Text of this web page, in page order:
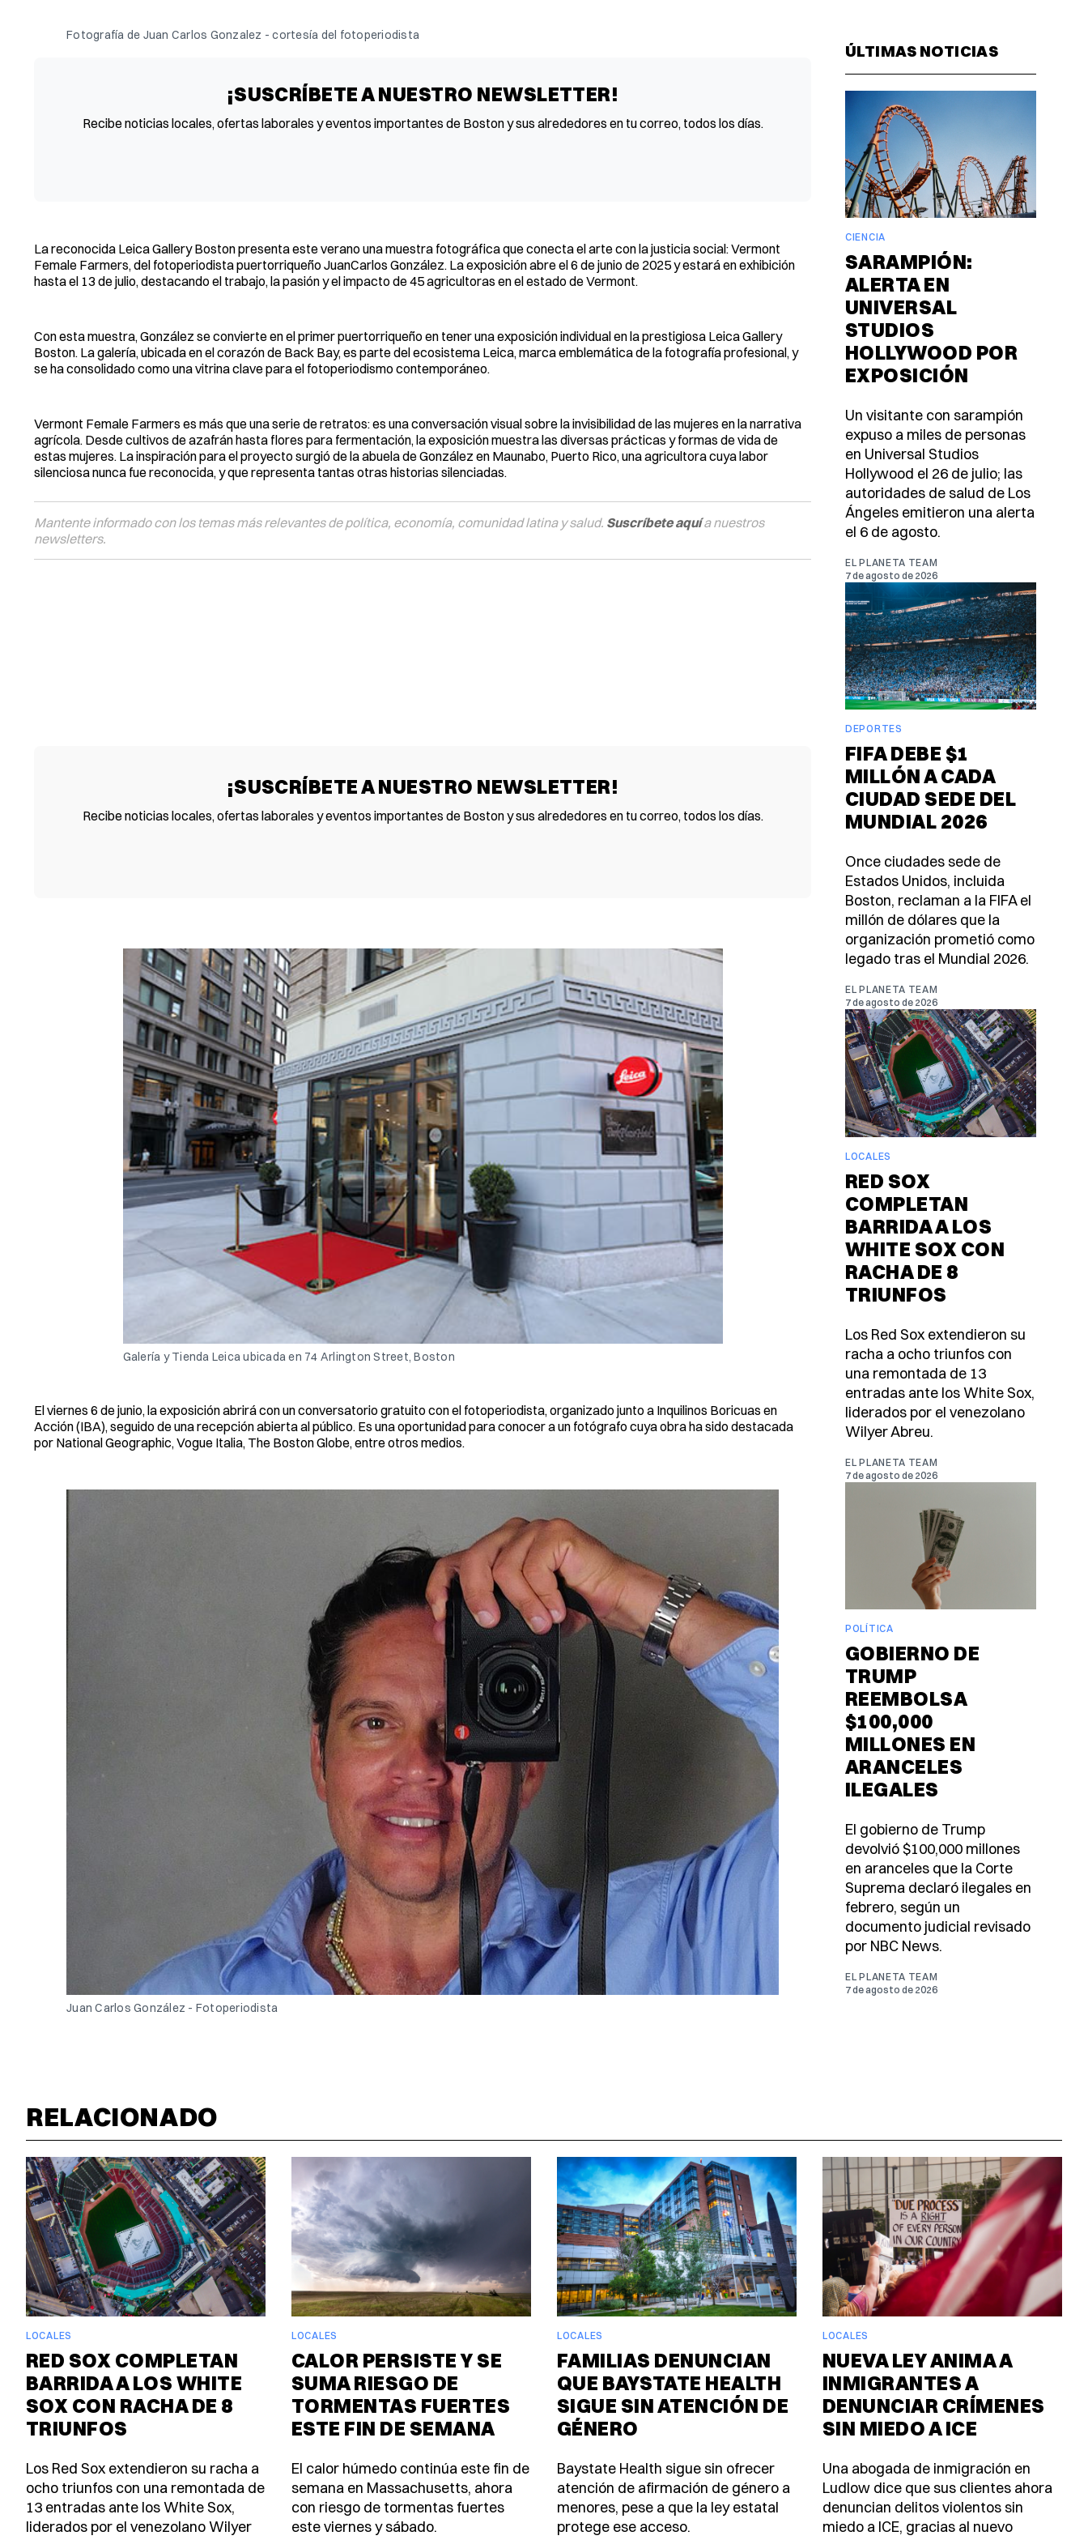
Fotografía de Juan Carlos Gonzalez - cortesía del fotoperiodista
¡SUSCRÍBETE A NUESTRO NEWSLETTER!
Recibe noticias locales, ofertas laborales y eventos importantes de Boston y sus alrededores en tu correo, todos los días.
La reconocida Leica Gallery Boston presenta este verano una muestra fotográfica que conecta el arte con la justicia social: Vermont
Female Farmers, del fotoperiodista puertorriqueño JuanCarlos González. La exposición abre el 6 de junio de 2025 y estará en exhibición
hasta el 13 de julio, destacando el trabajo, la pasión y el impacto de 45 agricultoras en el estado de Vermont.
Con esta muestra, González se convierte en el primer puertorriqueño en tener una exposición individual en la prestigiosa Leica Gallery
Boston. La galería, ubicada en el corazón de Back Bay, es parte del ecosistema Leica, marca emblemática de la fotografía profesional, y
se ha consolidado como una vitrina clave para el fotoperiodismo contemporáneo.
Vermont Female Farmers es más que una serie de retratos: es una conversación visual sobre la invisibilidad de las mujeres en la narrativa
agrícola. Desde cultivos de azafrán hasta flores para fermentación, la exposición muestra las diversas prácticas y formas de vida de
estas mujeres. La inspiración para el proyecto surgió de la abuela de González en Maunabo, Puerto Rico, una agricultora cuya labor
silenciosa nunca fue reconocida, y que representa tantas otras historias silenciadas.
Mantente informado con los temas más relevantes de política, economía, comunidad latina y salud. Suscríbete aquía nuestros
newsletters.
¡SUSCRÍBETE A NUESTRO NEWSLETTER!
Recibe noticias locales, ofertas laborales y eventos importantes de Boston y sus alrededores en tu correo, todos los días.
Galería y Tienda Leica ubicada en 74 Arlington Street, Boston
El viernes 6 de junio, la exposición abrirá con un conversatorio gratuito con el fotoperiodista, organizado junto a Inquilinos Boricuas en
Acción (IBA), seguido de una recepción abierta al público. Es una oportunidad para conocer a un fotógrafo cuya obra ha sido destacada
por National Geographic, Vogue Italia, The Boston Globe, entre otros medios.
Juan Carlos González - Fotoperiodista
ÚLTIMAS NOTICIAS
CIENCIA
SARAMPIÓN:
ALERTA EN
UNIVERSAL
STUDIOS
HOLLYWOOD POR
EXPOSICIÓN
Un visitante con sarampión
expuso a miles de personas
en Universal Studios
Hollywood el 26 de julio; las
autoridades de salud de Los
Ángeles emitieron una alerta
el 6 de agosto.
EL PLANETA TEAM
7 de agosto de 2026
DEPORTES
FIFA DEBE $1
MILLÓN A CADA
CIUDAD SEDE DEL
MUNDIAL 2026
Once ciudades sede de
Estados Unidos, incluida
Boston, reclaman a la FIFA el
millón de dólares que la
organización prometió como
legado tras el Mundial 2026.
EL PLANETA TEAM
7 de agosto de 2026
LOCALES
RED SOX
COMPLETAN
BARRIDA A LOS
WHITE SOX CON
RACHA DE 8
TRIUNFOS
Los Red Sox extendieron su
racha a ocho triunfos con
una remontada de 13
entradas ante los White Sox,
liderados por el venezolano
Wilyer Abreu.
EL PLANETA TEAM
7 de agosto de 2026
POLÍTICA
GOBIERNO DE
TRUMP
REEMBOLSA
$100,000
MILLONES EN
ARANCELES
ILEGALES
El gobierno de Trump
devolvió $100,000 millones
en aranceles que la Corte
Suprema declaró ilegales en
febrero, según un
documento judicial revisado
por NBC News.
EL PLANETA TEAM
7 de agosto de 2026
RELACIONADO
LOCALES
RED SOX COMPLETAN
BARRIDA A LOS WHITE
SOX CON RACHA DE 8
TRIUNFOS
Los Red Sox extendieron su racha a
ocho triunfos con una remontada de
13 entradas ante los White Sox,
liderados por el venezolano Wilyer
LOCALES
CALOR PERSISTE Y SE
SUMA RIESGO DE
TORMENTAS FUERTES
ESTE FIN DE SEMANA
El calor húmedo continúa este fin de
semana en Massachusetts, ahora
con riesgo de tormentas fuertes
este viernes y sábado.
LOCALES
FAMILIAS DENUNCIAN
QUE BAYSTATE HEALTH
SIGUE SIN ATENCIÓN DE
GÉNERO
Baystate Health sigue sin ofrecer
atención de afirmación de género a
menores, pese a que la ley estatal
protege ese acceso.
LOCALES
NUEVA LEY ANIMA A
INMIGRANTES A
DENUNCIAR CRÍMENES
SIN MIEDO A ICE
Una abogada de inmigración en
Ludlow dice que sus clientes ahora
denuncian delitos violentos sin
miedo a ICE, gracias al nuevo